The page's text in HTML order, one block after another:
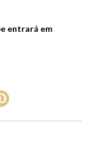
entrará em